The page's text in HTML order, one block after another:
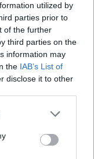
utilized by
parties prior to
of the further
third parties on the
information may
the IAB’s List of
disclose it to other
da piscina